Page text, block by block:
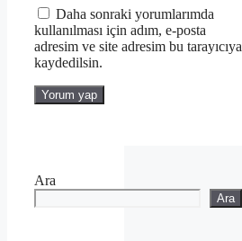
Daha sonraki yorumlarımda
kullanılması için adım, e-posta
adresim ve site adresim bu tarayıcıya
kaydedilsin.
Ara
Ara